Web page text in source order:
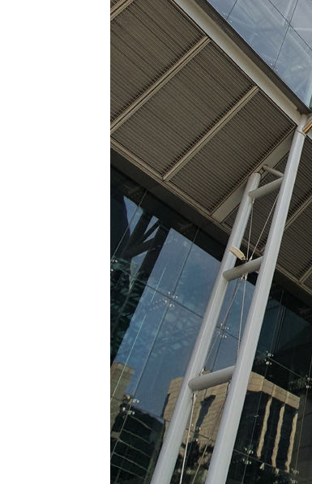
손흥민, 68분 뛰고 2경기 침묵…LAFC, 톨루
'2경기 연속 침묵' 손흥민, 톨루카전 68분만 뛰
이강인, 오늘 서울서 AT마드리드 입단식…'전
'여긴 20도, 저긴 50도'…열화상 카메라로 본 폭
콜롬비아 신임 우파 대통령 취임 하루만에 차량폭